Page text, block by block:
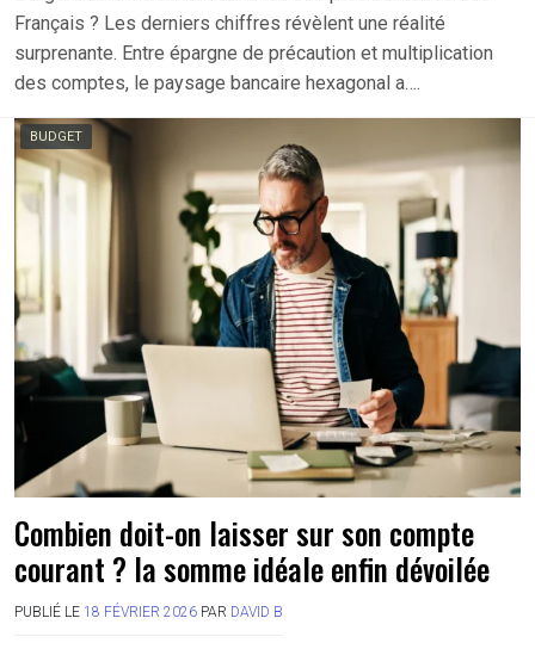
Français ? Les derniers chiffres révèlent une réalité
surprenante. Entre épargne de précaution et multiplication
des comptes, le paysage bancaire hexagonal a….
BUDGET
Combien doit-on laisser sur son compte
courant ? la somme idéale enfin dévoilée
PUBLIÉ LE 18 FÉVRIER 2026 PAR DAVID B